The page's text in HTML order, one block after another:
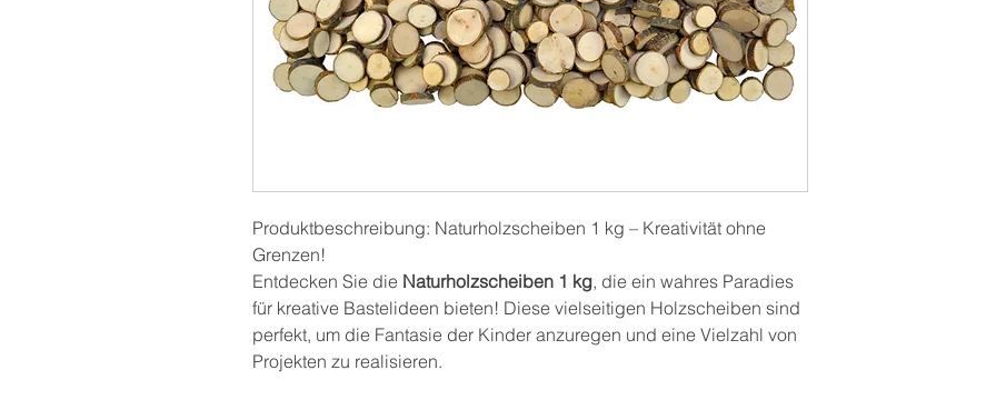
Produktbeschreibung: Naturholzscheiben 1 kg – Kreativität ohne
Grenzen!
Entdecken Sie die Naturholzscheiben 1 kg, die ein wahres Paradies
für kreative Bastelideen bieten! Diese vielseitigen Holzscheiben sind
perfekt, um die Fantasie der Kinder anzuregen und eine Vielzahl von
Projekten zu realisieren.